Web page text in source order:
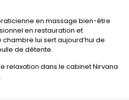
en massage bien-être
en restauration et
lui sert aujourd’hui de
de détente.
relaxation dans le cabinet Nirvana